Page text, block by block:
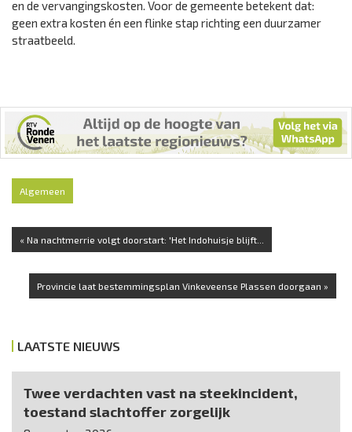
en de vervangingskosten. Voor de gemeente betekent dat:
geen extra kosten én een flinke stap richting een duurzamer
straatbeeld.
Algemeen
« Na nachtmerrie volgt doorstart: 'Het Indohuisje blijft...
Provincie laat bestemmingsplan Vinkeveense Plassen doorgaan »
LAATSTE NIEUWS
Twee verdachten vast na steekincident,
toestand slachtoffer zorgelijk